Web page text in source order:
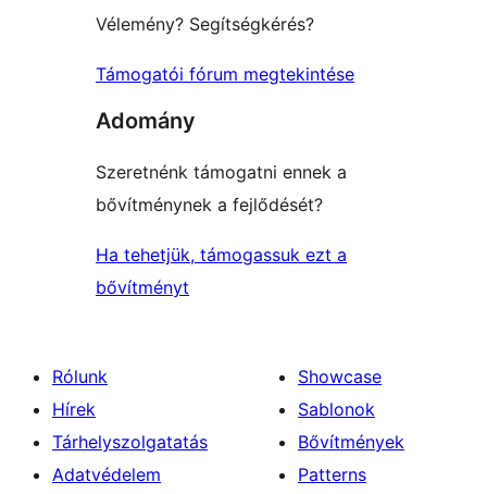
Vélemény? Segítségkérés?
Támogatói fórum megtekintése
Adomány
Szeretnénk támogatni ennek a
bővítménynek a fejlődését?
Ha tehetjük, támogassuk ezt a
bővítményt
Rólunk
Hírek
Tárhelyszolgatatás
Adatvédelem
Showcase
Sablonok
Bővítmények
Patterns